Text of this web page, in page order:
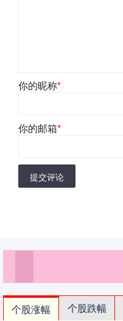
你的昵称*
你的邮箱*
提交评论
个股涨幅 个股跌幅